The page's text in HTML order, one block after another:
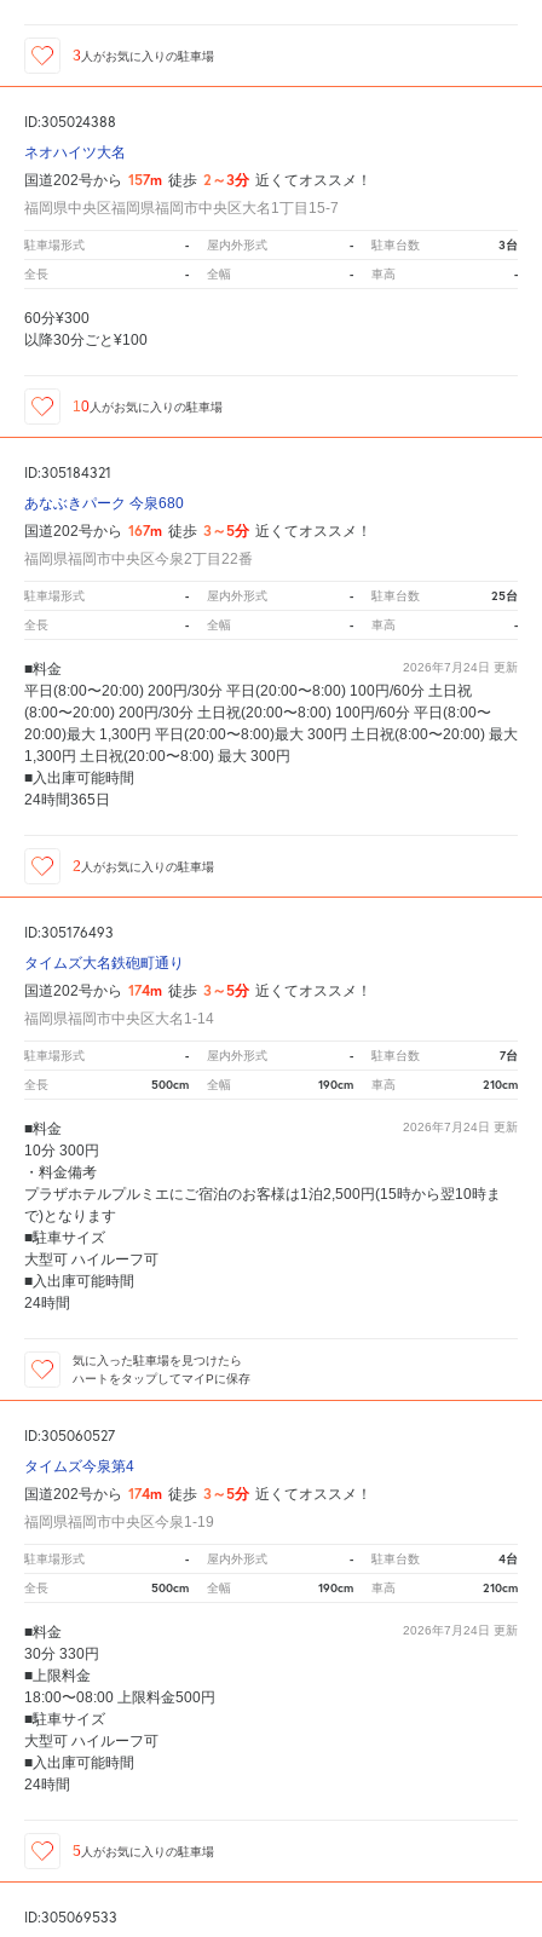
3 人がお気に入りの駐車場
ID:305024388
ネオハイツ大名
国道202号から 157m 徒歩 2～3分 近くてオススメ！
福岡県中央区福岡県福岡市中央区大名1丁目15-7
駐車場形式 - 屋内外形式 - 駐車台数 3台
全長 - 全幅 - 車高 -
60分¥300
以降30分ごと¥100
10 人がお気に入りの駐車場
ID:305184321
あなぶきパーク 今泉680
国道202号から 167m 徒歩 3～5分 近くてオススメ！
福岡県福岡市中央区今泉2丁目22番
駐車場形式 - 屋内外形式 - 駐車台数 25台
全長 - 全幅 - 車高 -
2026年7月24日 更新
■料金
平日(8:00〜20:00) 200円/30分 平日(20:00〜8:00) 100円/60分 土日祝
(8:00〜20:00) 200円/30分 土日祝(20:00〜8:00) 100円/60分 平日(8:00〜
20:00)最大 1,300円 平日(20:00〜8:00)最大 300円 土日祝(8:00〜20:00) 最大
1,300円 土日祝(20:00〜8:00) 最大 300円
■入出庫可能時間
24時間365日
2 人がお気に入りの駐車場
ID:305176493
タイムズ大名鉄砲町通り
国道202号から 174m 徒歩 3～5分 近くてオススメ！
福岡県福岡市中央区大名1-14
駐車場形式 - 屋内外形式 - 駐車台数 7台
全長 500cm 全幅 190cm 車高 210cm
2026年7月24日 更新
■料金
10分 300円
・料金備考
プラザホテルプルミエにご宿泊のお客様は1泊2,500円(15時から翌10時ま
で)となります
■駐車サイズ
大型可 ハイルーフ可
■入出庫可能時間
24時間
気に入った駐車場を見つけたら
ハートをタップしてマイPに保存
ID:305060527
タイムズ今泉第4
国道202号から 174m 徒歩 3～5分 近くてオススメ！
福岡県福岡市中央区今泉1-19
駐車場形式 - 屋内外形式 - 駐車台数 4台
全長 500cm 全幅 190cm 車高 210cm
2026年7月24日 更新
■料金
30分 330円
■上限料金
18:00〜08:00 上限料金500円
■駐車サイズ
大型可 ハイルーフ可
■入出庫可能時間
24時間
5 人がお気に入りの駐車場
ID:305069533